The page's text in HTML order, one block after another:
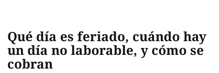
Qué día es feriado, cuándo hay
un día no laborable, y cómo se
cobran